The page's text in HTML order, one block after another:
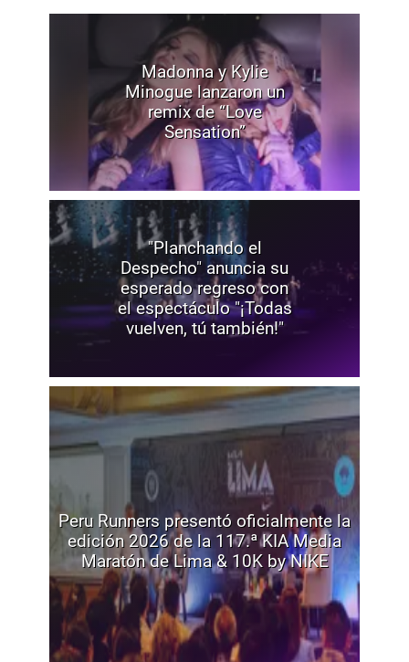
Madonna y Kylie
Minogue lanzaron un
remix de “Love
Sensation”
"Planchando el
Despecho" anuncia su
esperado regreso con
el espectáculo "¡Todas
vuelven, tú también!"
Peru Runners presentó oficialmente la
edición 2026 de la 117.ª KIA Media
Maratón de Lima & 10K by NIKE